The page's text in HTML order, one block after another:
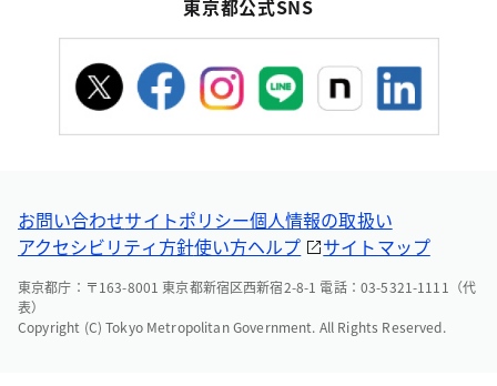
東京都公式SNS
お問い合わせサイトポリシー個人情報の取扱い
アクセシビリティ方針使い方ヘルプ サイトマップ
東京都庁：〒163-8001 東京都新宿区西新宿2-8-1 電話：03-5321-1111（代
表）
Copyright (C) Tokyo Metropolitan Government. All Rights Reserved.